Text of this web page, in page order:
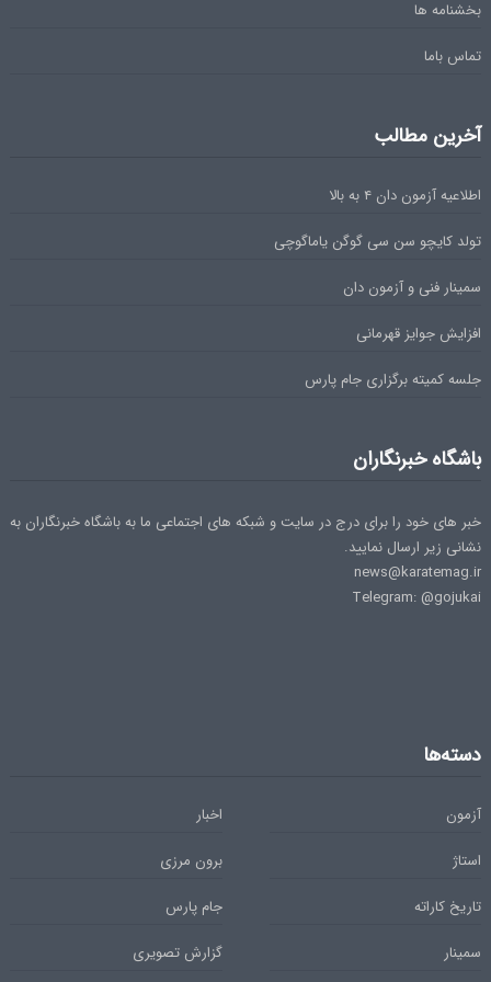
بخشنامه ها
تماس باما
آخرین مطالب
اطلاعیه آزمون دان ۴ به بالا
تولد کایچو سن سی گوگن یاماگوچی
سمینار فنی و آزمون دان
افزایش جوایز قهرمانی
جلسه کمیته برگزاری جام پارس
باشگاه خبرنگاران
خبر های خود را برای درج در سایت و شبکه های اجتماعی ما به باشگاه خبرنگاران به
نشانی زیر ارسال نمایید.
news@karatemag.ir
Telegram: @gojukai
دسته‌ها
آزمون
اخبار
استاژ
برون مرزی
تاریخ کاراته
جام پارس
سمینار
گزارش تصویری